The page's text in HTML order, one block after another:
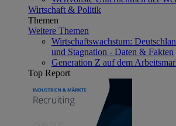
Wirtschaft & Politik
Themen
Weitere Themen
Wirtschaftswachstum:
und Stagnation - Daten & Fakten
Generation Z auf dem
Top Report